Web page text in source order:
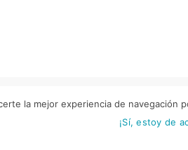
la mejor experiencia de
¡Sí, estoy de